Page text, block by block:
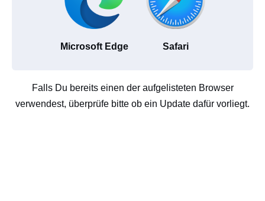
Microsoft Edge Safari
Falls Du bereits einen der aufgelisteten Browser
verwendest, überprüfe bitte ob ein Update dafür vorliegt.